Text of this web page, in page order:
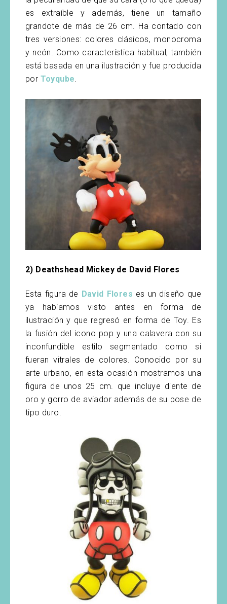
es extraíble y además, tiene un tamaño
grandote de más de 26 cm. Ha contado con
tres versiones: colores clásicos, monocroma
y neón. Como característica habitual, también
está basada en una ilustración y fue producida
por Toyqube.
2) Deathshead Mickey de David Flores
Esta figura de David Flores es un diseño que
ya habíamos visto antes en forma de
ilustración y que regresó en forma de Toy. Es
la fusión del icono pop y una calavera con su
inconfundible estilo segmentado como si
fueran vitrales de colores. Conocido por su
arte urbano, en esta ocasión mostramos una
figura de unos 25 cm. que incluye diente de
oro y gorro de aviador además de su pose de
tipo duro.